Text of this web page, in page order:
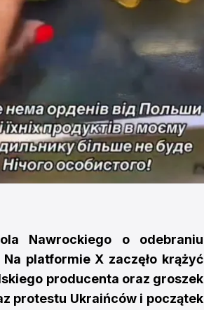
Nawrockiego o odebraniu
Na platformie X zaczęło krążyć
producenta oraz groszek
protestu Ukraińców i początek